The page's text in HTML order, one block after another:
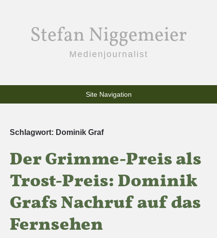
Stefan Niggemeier
Medienjournalist
Site Navigation
Schlagwort: Dominik Graf
Der Grimme-Preis als
Trost-Preis: Dominik
Grafs Nachruf auf das
Fernsehen